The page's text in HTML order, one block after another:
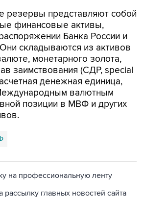
резервы представляют собой
финансовые активы,
Банка России и
складываются из активов
монетарного золота,
заимствования (СДР, special
денежная единица,
валютным
позиции в МВФ и других
на профессиональную ленту
рассылку главных новостей сайта